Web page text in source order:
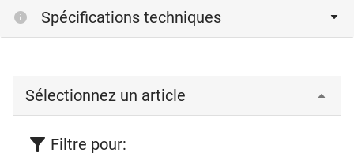
Spécifications techniques
Sélectionnez un article
Filtre pour: